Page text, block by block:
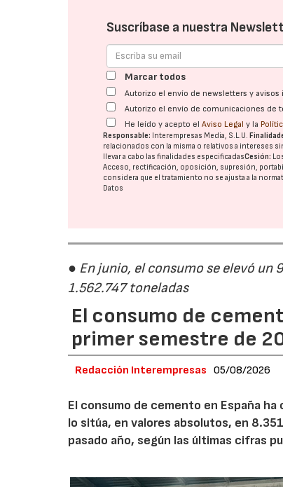
Suscríbase a nuestra
Marcar todos
Autorizo el envío de newsletters y
Autorizo el envío de comunicaciones de
He leído y acepto elAviso Legal y la
Responsable: Interempresas Media, S.L.U.
relacionados con la misma o relativos a intereses
llevar a cabo las finalidades especificadasCesión:
Acceso, rectificación, oposición, supresión,
considera que el tratamiento no se ajusta a la
Datos
● En junio, el consumo se elevó un
1.562.747 toneladas
El consumo de
primer semestre de
Redacción Interempresas 05/08/2026
El consumo de cemento en España
lo sitúa, en valores absolutos, en
pasado año, según las últimas cifras